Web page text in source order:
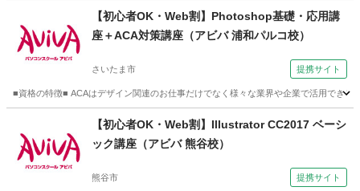
さいたま市 アクセス
【初心者OK・Web割】Photoshop基礎・応用講
座＋ACA対策講座（アビバ 浦和パルコ校）
さいたま市 提携サイト
■資格の特徴■ ACAはデザイン関連のお仕事だけでなく様々な業界や企業で活用でき
さいたま市 その他
【初心者OK・Web割】Illustrator CC2017 ベーシ
ック講座（アビバ 熊谷校）
熊谷市 提携サイト